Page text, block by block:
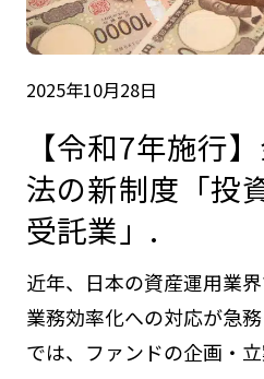
2025年10月28日
【令和7年施行
法の新制度「投
受託業」.
近年、日本の資産運用業
業務効率化への対応が急
では、ファンドの企画・